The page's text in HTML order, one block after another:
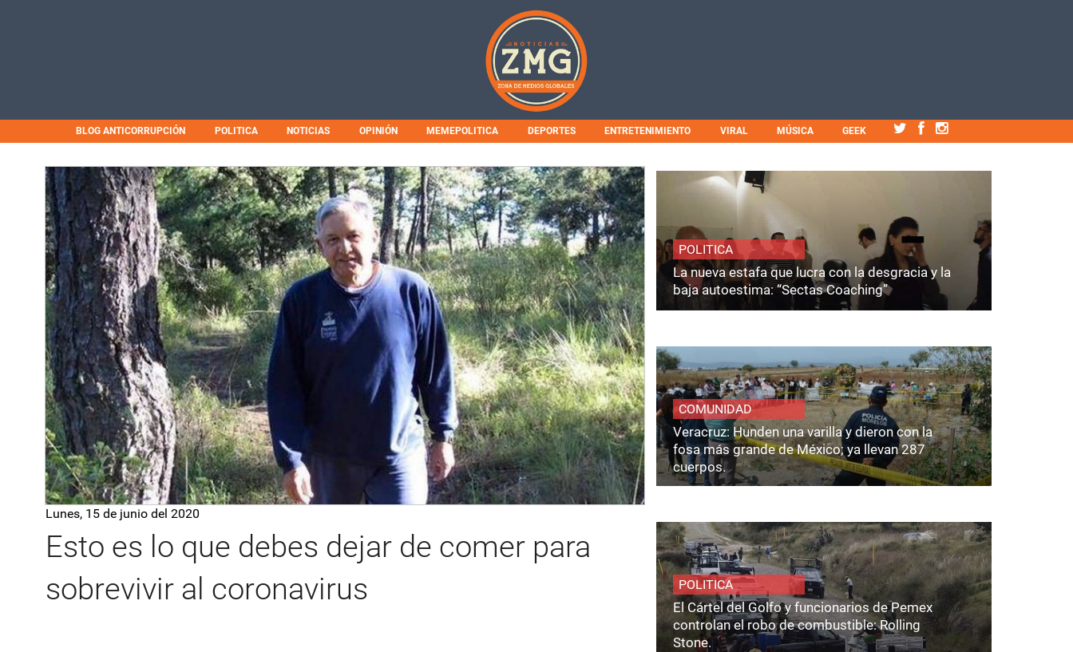
BLOG ANTICORRUPCIÓN POLITICA NOTICIAS OPINIÓN MEMEPOLITICA DEPORTES ENTRETENIMIENTO VIRAL MÚSICA GEEK
Lunes, 15 de junio del 2020
Esto es lo que debes dejar de comer para
sobrevivir al coronavirus
POLITICA
La nueva estafa que lucra con la desgracia y la
baja autoestima: “Sectas Coaching”
COMUNIDAD
Veracruz: Hunden una varilla y dieron con la
fosa más grande de México; ya llevan 287
cuerpos.
POLITICA
El Cártel del Golfo y funcionarios de Pemex
controlan el robo de combustible: Rolling
Stone.